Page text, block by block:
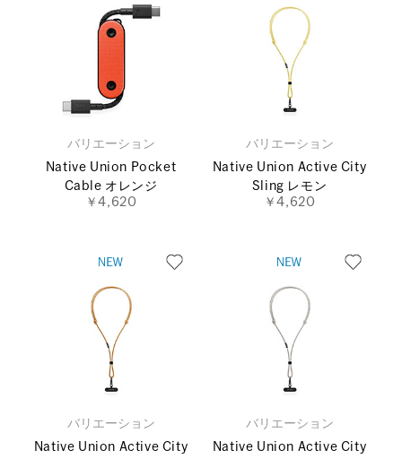
バリエーション
Native Union Pocket
Cable オレンジ
￥4,620
バリエーション
Native Union Active City
Sling レモン
￥4,620
バリエーション
Native Union Active City
バリエーション
Native Union Active City